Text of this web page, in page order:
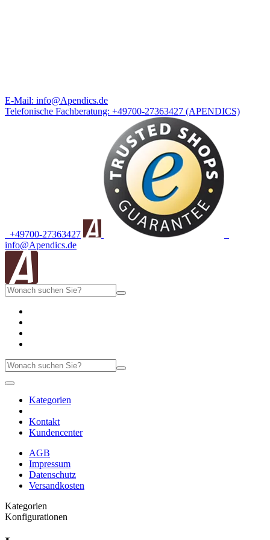
E-Mail: info@Apendics.de
Telefonische Fachberatung: +49700-27363427 (APENDICS)
+49700-27363427
info@Apendics.de
Kategorien
Kontakt
Kundencenter
AGB
Impressum
Datenschutz
Versandkosten
Kategorien
Konfigurationen